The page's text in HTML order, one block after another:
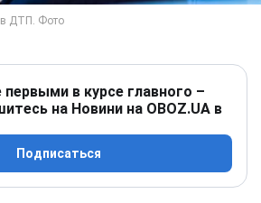
первыми в курсе главного –
на Новини на OBOZ.UA в
Подписаться